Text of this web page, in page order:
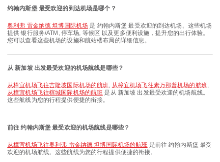
约翰内斯堡 最受欢迎的到达机场是哪个？
奥利弗 雷金纳德 坦博国际机场 是 约翰内斯堡 最受欢迎的到达机场。这些机场
提供 银行服务/ATM, 停车场, 等候区 以及更多便利设施，提升您的出行体验。
您可以查看这些机场的设施和航站楼布局的详细信息。
从 新加坡 出发最受欢迎的机场航线是哪些？
从樟宜机场飞往吉隆坡国际机场的航班, 从樟宜机场飞往素万那普机场的航班,
从樟宜机场飞往槟城国际机场的航班 是从 新加坡 出发最受欢迎的机场航线。
这些航线为您的行程提供便捷的衔接。
前往 约翰内斯堡 最受欢迎的机场航线是哪些？
从樟宜机场飞往奥利弗 雷金纳德 坦博国际机场的航班 是前往 约翰内斯堡 最受
欢迎的机场航线。这些航线为您的行程提供便捷的衔接。